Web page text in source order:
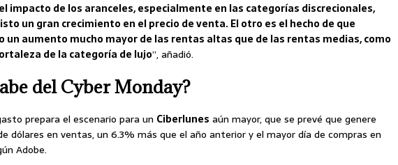
impacto de los aranceles, especialmente en las categorías discrecionales,
un gran crecimiento en el precio de venta. El otro es el hecho de que
un aumento mucho mayor de las rentas altas que de las rentas medias, como
de la categoría de lujo”, añadió.
del Cyber Monday?
prepara el escenario para un Ciberlunes aún mayor, que se prevé que genere
dólares en ventas, un 6.3% más que el año anterior y el mayor día de compras en
Adobe.